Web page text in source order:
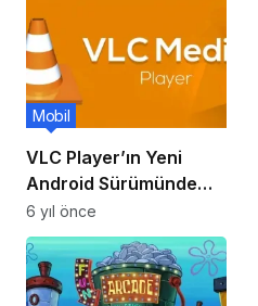
VLC Player’ın Yeni
Android Sürümünde
Uygulamaya
Navigasyon Çubuğu
Getirdi
Mobil
6 yıl önce